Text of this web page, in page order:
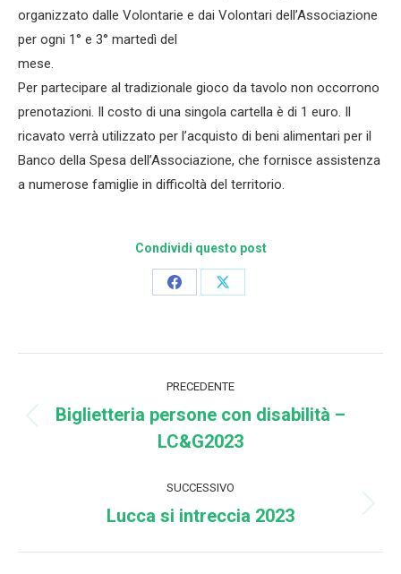
organizzato dalle Volontarie e dai Volontari dell’Associazione
per ogni 1° e 3° martedì del
mese.
Per partecipare al tradizionale gioco da tavolo non occorrono
prenotazioni. Il costo di una singola cartella è di 1 euro. Il
ricavato verrà utilizzato per l’acquisto di beni alimentari per il
Banco della Spesa dell’Associazione, che fornisce assistenza
a numerose famiglie in difficoltà del territorio.
Condividi questo post
CondividiCondividi
tra
PRECEDENTE
Post
precedente:
Biglietteria persone con disabilità –
LC&G2023
SUCCESSIVO
Prossimo
Lucca si intreccia 2023